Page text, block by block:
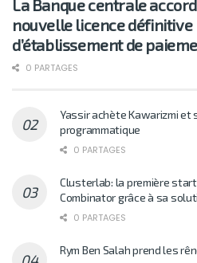
La Banque centrale
nouvelle licence définitive
d’établissement de
0 PARTAGES
Yassir achète Kawarizmi et
programmatique
0 PARTAGES
Clusterlab: la première
Combinator grâce à sa
0 PARTAGES
Rym Ben Salah prend les